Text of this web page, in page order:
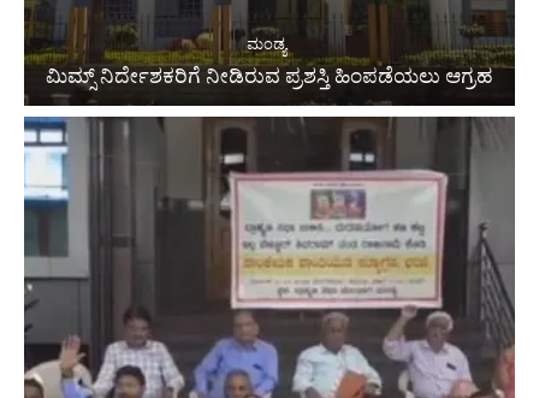
ಮಂಡ್ಯ
ಮಿಮ್ಸ್ ನಿರ್ದೇಶಕರಿಗೆ ನೀಡಿರುವ ಪ್ರಶಸ್ತಿ ಹಿಂಪಡೆಯಲು ಆಗ್ರಹ